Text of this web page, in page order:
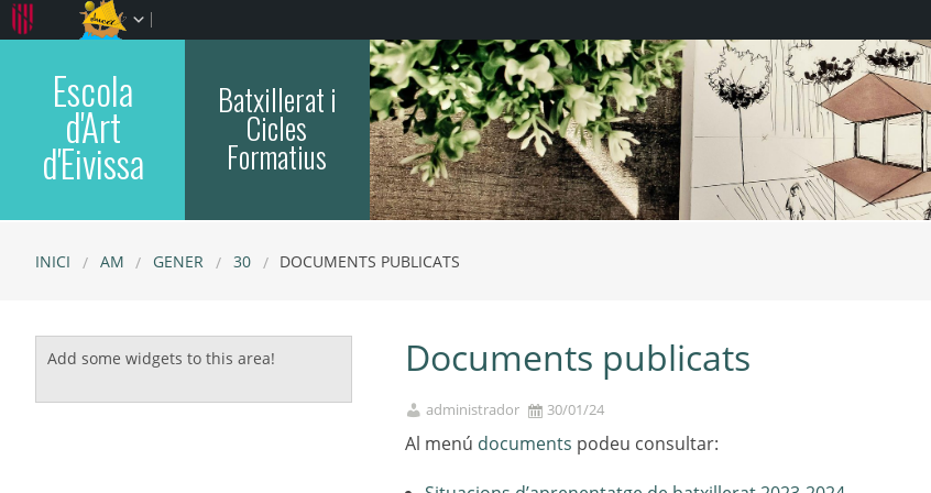
Escola
d'Art
d'Eivissa
Batxillerat i
Cicles
Formatius
INICI AM GENER 30 DOCUMENTS PUBLICATS
Documents publicats
administrador 30/01/24
Al menú documents podeu consultar:
Add some widgets to this area!